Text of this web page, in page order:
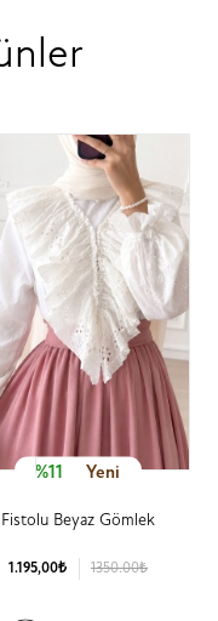
%11 Yeni
Fistolu Beyaz Gömlek
1.195,00₺ 1350.00₺